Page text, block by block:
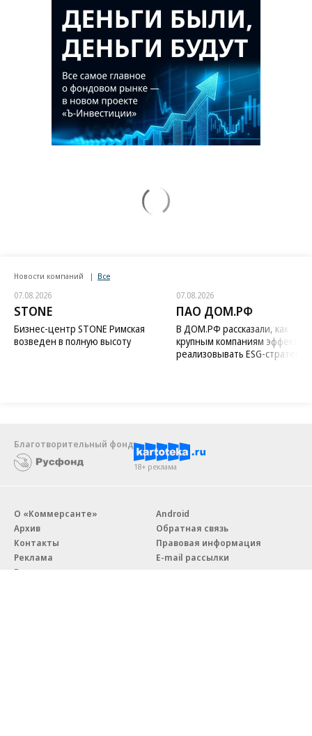
Новости компаний Все
07.08.2026
STONE
Бизнес-центр STONE Римская
возведен в полную высоту
07.08.2026
ПАО ДОМ.РФ
В ДОМ.РФ рассказали, как
крупным компаниям
реализовывать ESG-стратегию
Благотворительный фонд
18+ реклама
О «Коммерсанте»
Архив
Контакты
Реклама
Вакансии
Android
Обратная связь
Правовая информация
E-mail рассылки